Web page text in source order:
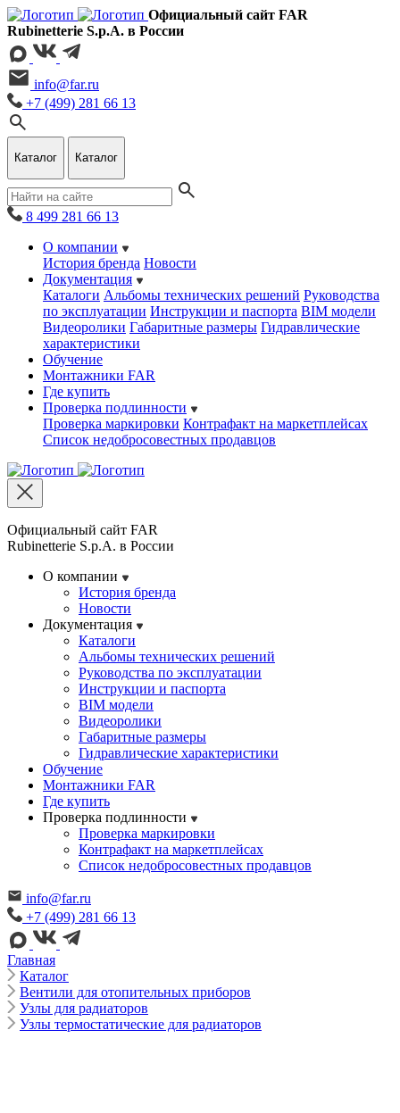
Официальный сайт FAR
Rubinetterie S.p.A. в России
info@far.ru
+7 (499) 281 66 13
Каталог Каталог
8 499 281 66 13
О компании
История бренда Новости
Документация
Каталоги Альбомы технических решений Руководства
по эксплуатации Инструкции и паспорта BIM модели
Видеоролики Габаритные размеры Гидравлические
характеристики
Обучение
Монтажники FAR
Где купить
Проверка подлинности
Проверка маркировки Контрафакт на маркетплейсах
Cписок недобросовестных продавцов
Официальный сайт FAR
Rubinetterie S.p.A. в России
О компании
История бренда
Новости
Документация
Каталоги
Альбомы технических решений
Руководства по эксплуатации
Инструкции и паспорта
BIM модели
Видеоролики
Габаритные размеры
Гидравлические характеристики
Обучение
Монтажники FAR
Где купить
Проверка подлинности
Проверка маркировки
Контрафакт на маркетплейсах
Cписок недобросовестных продавцов
info@far.ru
+7 (499) 281 66 13
Главная
Каталог
Вентили для отопительных приборов
Узлы для радиаторов
Узлы термостатические для радиаторов